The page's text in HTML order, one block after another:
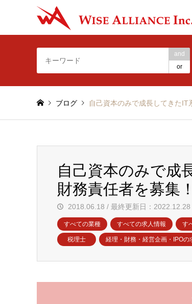
and
or
ブログ 自己資本のみで成長してきたIT
自己資本のみで成
財務責任者を募集！
2018.06.18 / 最終更新日：2022.12.28
すべての業種 すべての求人情報 す
税理士 経理・財務・経営企画・IPOの